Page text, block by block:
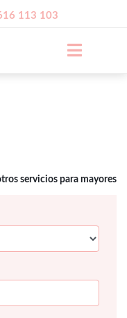
113 103
servicios para mayores